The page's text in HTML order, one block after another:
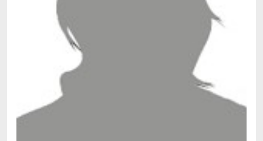
Aboulela, Leila
Abrahams, Peter (f. 1919)
Abrahams, Peter (f. 1947)
Abrahamson, Emmy
Abu-Jaber, Diana
Abulhawa, Susan
Aburas, Lone
Achebe, Chinua
Achmatova, Anna